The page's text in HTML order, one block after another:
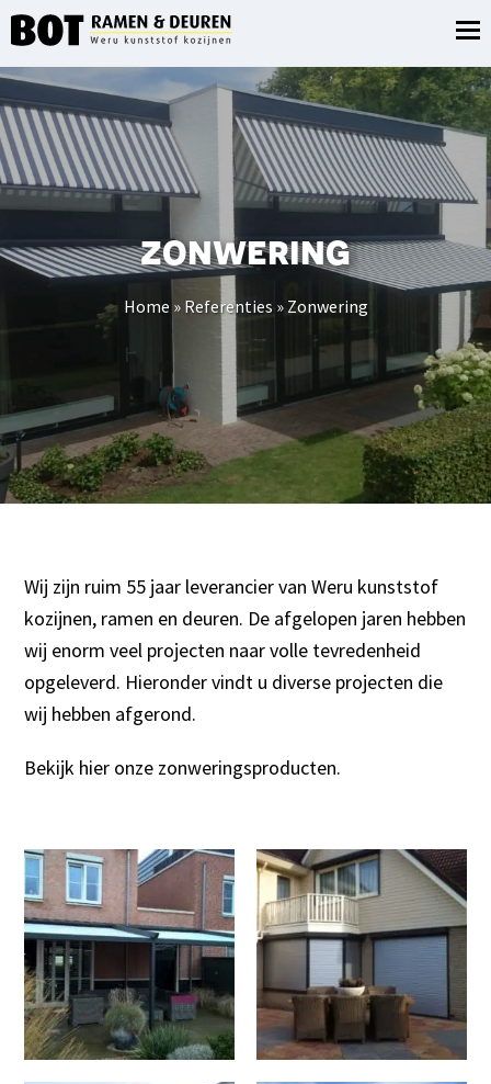
zonwering
Home » Referenties » Zonwering
Wij zijn ruim 55 jaar leverancier van Weru kunststof
kozijnen, ramen en deuren. De afgelopen jaren hebben
wij enorm veel projecten naar volle tevredenheid
opgeleverd. Hieronder vindt u diverse projecten die
wij hebben afgerond.
Bekijk hier onze zonweringsproducten.